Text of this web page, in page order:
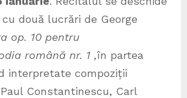
două lucrări de George
op. 10 pentru
română nr. 1 ,în partea
interpretate compoziții
Constantinescu, Carl